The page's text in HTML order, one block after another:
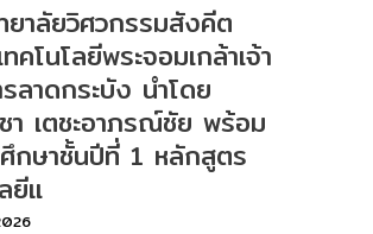
ยาลัยวิศวกรรมสังคีต
คโนโลยีพระจอมเกล้าเจ้า
ลาดกระบัง นำโดย
เตชะอาภรณ์ชัย พร้อม
กษาชั้นปีที่ 1 หลักสูตร
ยีแ